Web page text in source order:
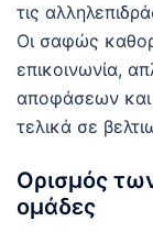
τις
Οι σαφώς
επικοινωνία,
αποφάσεων και
τελικά σε
Ορισμός
ομάδες